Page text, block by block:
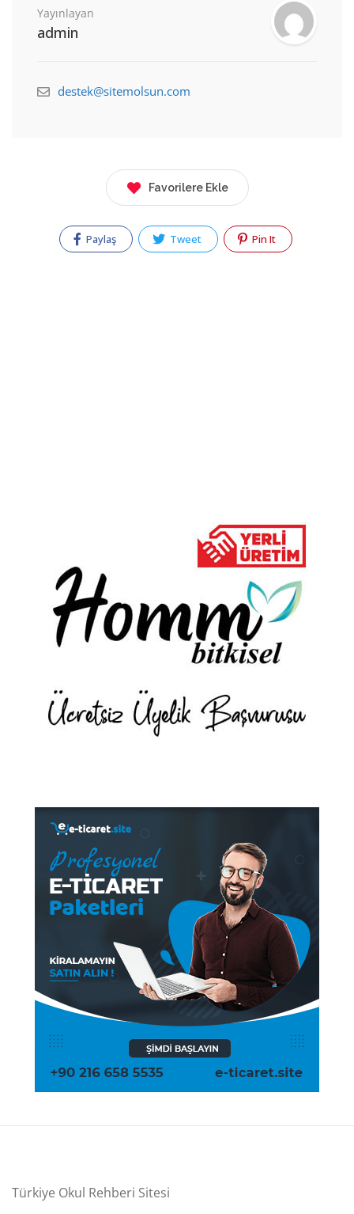
Yayınlayan
admin
destek@sitemolsun.com
Favorilere Ekle
Paylaş Tweet Pin It
Türkiye Okul Rehberi Sitesi